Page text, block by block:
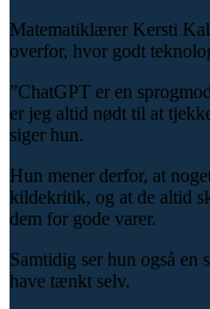
Matematiklærer Kersti
overfor, hvor godt
”ChatGPT er en
er jeg altid nødt til at
siger hun.
Hun mener derfor, at
kildekritik, og at de altid
dem for gode varer.
Samtidig ser hun også en
have tænkt selv.